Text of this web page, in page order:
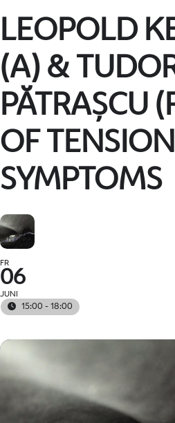
LEOPOLD
(A) &
PĂTRAȘCU
OF
SYMPTOMS
FR
06
JUNI
15:00 - 18:00